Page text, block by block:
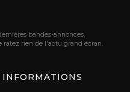
bandes-annonces,
ratez rien de l'actu grand écran.
INFORMATIONS